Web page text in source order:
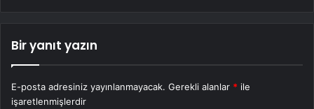
Bir yanıt yazın
E-posta adresiniz yayınlanmayacak. Gerekli alanlar * ile
işaretlenmişlerdir